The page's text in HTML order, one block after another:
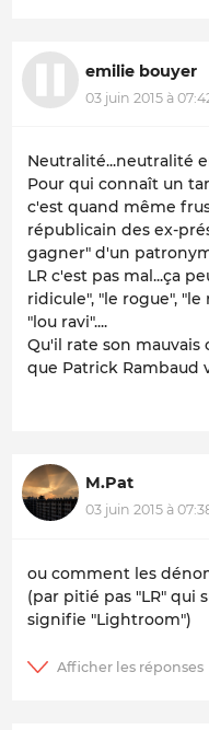
emilie bouyer
03 juin 2015 à
Neutralité...neutralité
Pour qui connaît un
c'est quand même
républicain des ex-
gagner" d'un
LR c'est pas mal...ça
ridicule", "le rogue",
"lou ravi"....
Qu'il rate son
que Patrick Rambaud
M.Pat
03 juin 2015 à
ou comment les
(par pitié pas "LR" qui
signifie "Lightroom")